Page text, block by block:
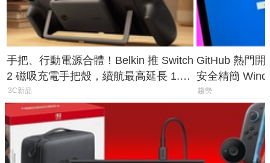
手把、行動電源合體！Belkin 推 Switch
2 磁吸充電手把殼，續航最高延長 1.5
倍
3C新品
GitHub 熱門開
安全精簡
後台追蹤
趨勢